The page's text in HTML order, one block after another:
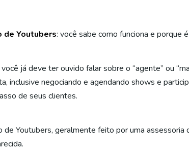
de Youtubers: você sabe como funciona e porque
já deve ter ouvido falar sobre o “agente” ou
inclusive negociando e agendando shows e
de seus clientes.
de Youtubers, geralmente feito por uma